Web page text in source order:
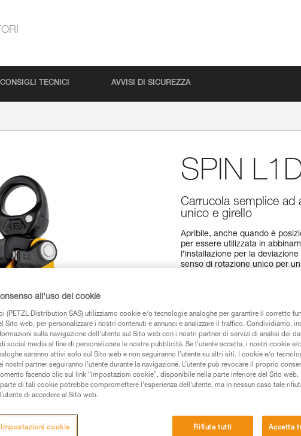
CONSIGLI TECNICI AVVISI DI SICUREZZA
SPIN
Carrucola semplice ad
unico e girello
Apribile, anche quando è
per essere utilizzata in
l’installazione per la
senso di rotazione unico per
zone di attrito con la fune per
facilitate, grazie al girello che
Trova un rivenditore
all'uso dei cookie
(PETZL Distribution SAS) utilizziamo cookie e/o tecnologie analoghe per garantire il corretto
Sito web, per personalizzare i nostri contenuti e annunci e analizzare il traffico. Condividiamo,
sulla navigazione dell’utente sul Sito web con i nostri partner di servizi di analisi dei
social media al fine di personalizzare le nostre pubblicità. Se l’utente accetta, i nostri cookie e/
saranno attivi solo sul Sito web e non seguiranno l’utente su altri siti. I cookie e/o
nostri partner seguiranno l’utente durante la navigazione. L’utente può revocare il proprio
facendo clic sul link “Impostazioni cookie”, disponibile nella parte inferiore del Sito
di tali cookie potrebbe compromettere l’esperienza dell’utente, ma in nessun caso tale
di accedere al Sito web.
Rifiuta tutti Accetta
Impostazioni cookie